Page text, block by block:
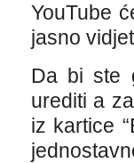
YouTube
jasno
Da bi ste
urediti a
iz kartice